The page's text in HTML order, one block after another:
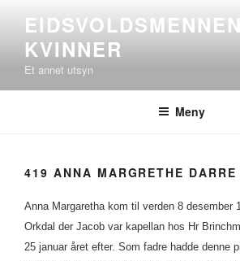
innholdKVINNER
Et annet utsyn
Meny
419 ANNA MARGRETHE DARRE
Anna Margaretha kom til verden 8 desember
Orkdal der Jacob var kapellan hos Hr
25 januar året efter. Som fadre hadde denne